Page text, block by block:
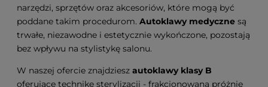
narzędzi, sprzętów oraz akcesoriów, które mogą być
poddane takim procedurom. Autoklawy medyczne są
trwałe, niezawodne i estetycznie wykończone, pozostają
bez wpływu na stylistykę salonu.
W naszej ofercie znajdziesz autoklawy klasy B
oferujące technikę sterylizacji - frakcjonowaną próżnię